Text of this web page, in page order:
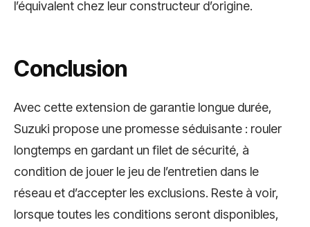
l’équivalent chez leur constructeur d’origine.
Conclusion
Avec cette extension de garantie longue durée,
Suzuki propose une promesse séduisante : rouler
longtemps en gardant un filet de sécurité, à
condition de jouer le jeu de l’entretien dans le
réseau et d’accepter les exclusions. Reste à voir,
lorsque toutes les conditions seront disponibles,